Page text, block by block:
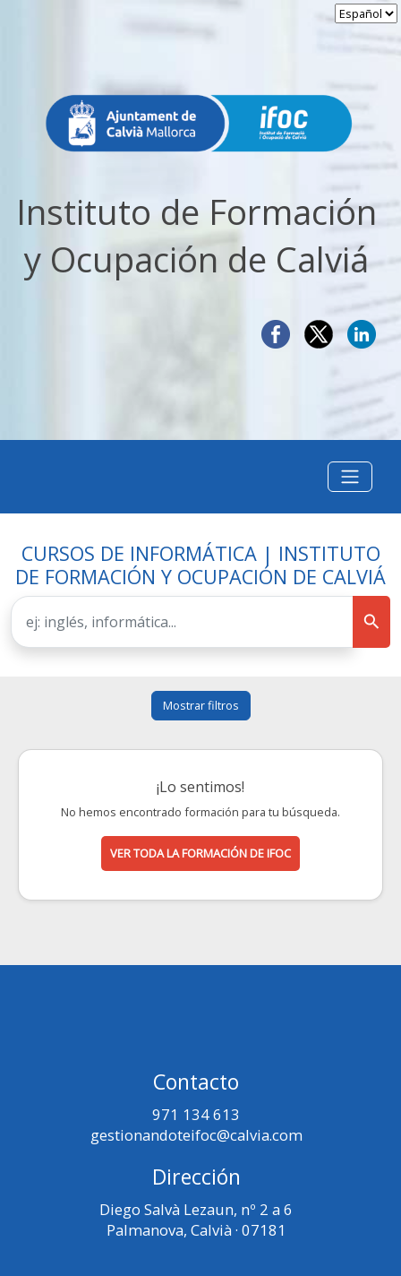
Instituto de Formación
y Ocupación de Calviá
CURSOS DE INFORMÁTICA | INSTITUTO
DE FORMACIÓN Y OCUPACIÓN DE CALVIÁ
Mostrar filtros
¡Lo sentimos!
No hemos encontrado formación para tu búsqueda.
VER TODA LA FORMACIÓN DE IFOC
Contacto
971 134 613
gestionandoteifoc@calvia.com
Dirección
Diego Salvà Lezaun, nº 2 a 6
Palmanova, Calvià · 07181